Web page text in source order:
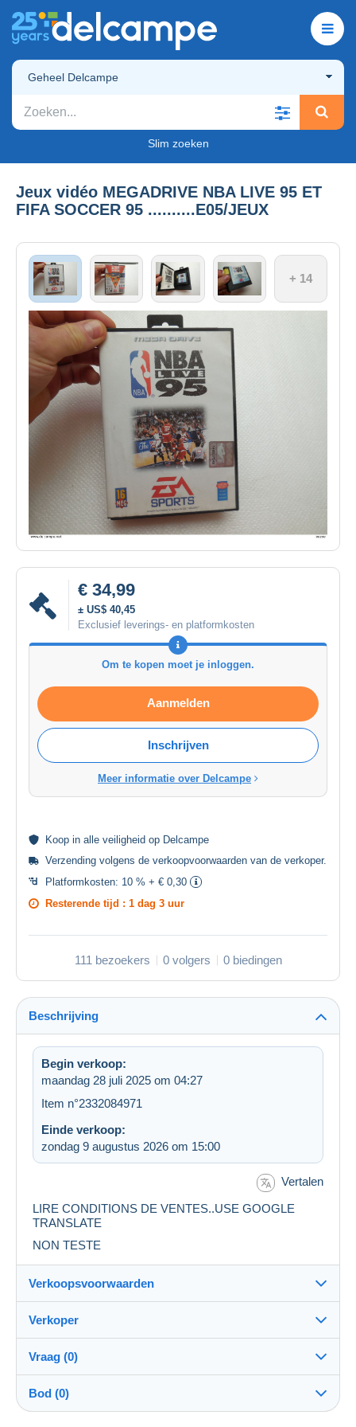
Geheel Delcampe
Slim zoeken
Jeux vidéo MEGADRIVE NBA LIVE 95 ET
FIFA SOCCER 95 ..........E05/JEUX
+ 14
€ 34,99
± US$ 40,45
Exclusief leverings- en platformkosten
Om te kopen moet je inloggen.
Aanmelden
Inschrijven
Meer informatie over Delcampe
Koop in alle veiligheid op Delcampe
Verzending volgens de verkoopvoorwaarden van de verkoper.
Platformkosten: 10 % + € 0,30
Resterende tijd : 1 dag 3 uur
111 bezoekers 0 volgers 0 biedingen
Beschrijving
Begin verkoop:
maandag 28 juli 2025 om 04:27
Item n°2332084971
Einde verkoop:
zondag 9 augustus 2026 om 15:00
Vertalen
LIRE CONDITIONS DE VENTES..USE GOOGLE
TRANSLATE
NON TESTE
Verkoopsvoorwaarden
Bestemming:
Zie de lijst van landen
Eigenhandig:
Ja
Verkoper
leezoe100%(2165x)
Winkel
Vraag (0)
Bod (0)